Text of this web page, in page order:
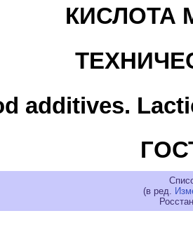
КИСЛОТА
additives.
(в ред.